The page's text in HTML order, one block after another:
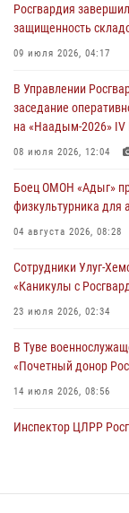
31 июля 2026, 03:49
Сотрудники
29 июля 2026, 09:41
26 сигналов
задержаний
В Туве офицер
забега
Росгвардия
защищенность
09 июля 2026, 04:17
В Управлении
заседание
на «Наадым-2026»
08 июля 2026, 12:04
Боец ОМОН «Адыг»
физкультурника для
04 августа 2026, 08:28
Сотрудники Улуг-
«Каникулы с
23 июля 2026, 02:34
В Туве
«Почетный донор
14 июля 2026, 08:56
Инспектор ЦЛРР